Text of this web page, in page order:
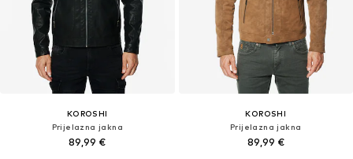
KOROSHI
Prijelazna jakna
89,99 €
KOROSHI
Prijelazna jakna
89,99 €